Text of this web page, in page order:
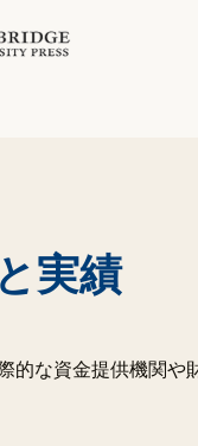
実績
な資金提供機関や